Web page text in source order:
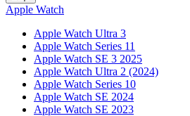
Apple Watch
Apple Watch Ultra 3
Apple Watch Series 11
Apple Watch SE 3 2025
Apple Watch Ultra 2 (2024)
Apple Watch Series 10
Apple Watch SE 2024
Apple Watch SE 2023